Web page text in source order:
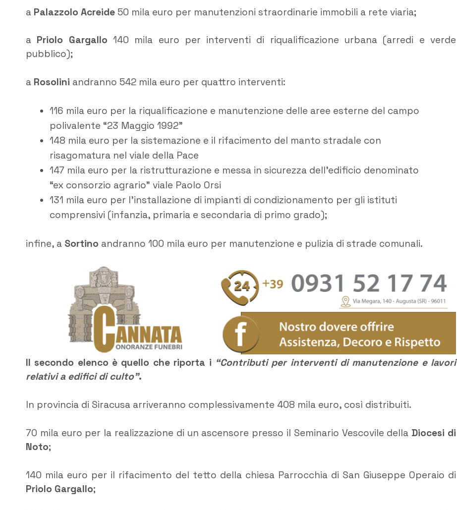
a Palazzolo Acreide 50 mila euro per manutenzioni straordinarie immobili a rete viaria;
a Priolo Gargallo 140 mila euro per interventi di riqualificazione urbana (arredi e verde
pubblico);
a Rosolini andranno 542 mila euro per quattro interventi:
116 mila euro per la riqualificazione e manutenzione delle aree esterne del campo
polivalente “23 Maggio 1992”
148 mila euro per la sistemazione e il rifacimento del manto stradale con
risagomatura nel viale della Pace
147 mila euro per la ristrutturazione e messa in sicurezza dell’edificio denominato
“ex consorzio agrario” viale Paolo Orsi
131 mila euro per l’installazione di impianti di condizionamento per gli istituti
comprensivi (infanzia, primaria e secondaria di primo grado);
infine, a Sortino andranno 100 mila euro per manutenzione e pulizia di strade comunali.
Il secondo elenco è quello che riporta i “Contributi per interventi di manutenzione e lavori
relativi a edifici di culto”.
In provincia di Siracusa arriveranno complessivamente 408 mila euro, così distribuiti.
70 mila euro per la realizzazione di un ascensore presso il Seminario Vescovile della Diocesi di
Noto;
140 mila euro per il rifacimento del tetto della chiesa Parrocchia di San Giuseppe Operaio di
Priolo Gargallo;